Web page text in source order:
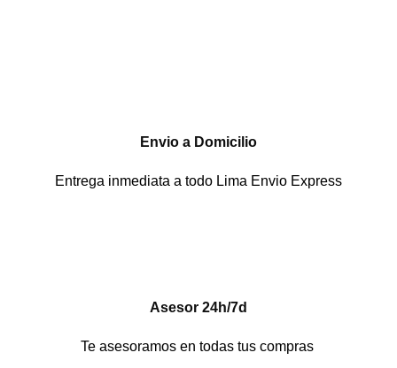
Envio a Domicilio
Entrega inmediata a todo Lima Envio Express
Asesor 24h/7d
Te asesoramos en todas tus compras